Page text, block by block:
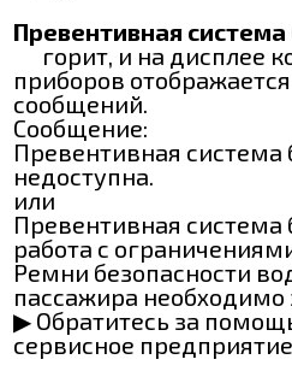
Превентивная система
горит, и на дисплее
приборов
сообщений.
Сообщение:
Превентивная система
недоступна.
или
Превентивная система
работа с
Ремни безопасности
пассажира необходимо
▶ Обратитесь за
сервисное